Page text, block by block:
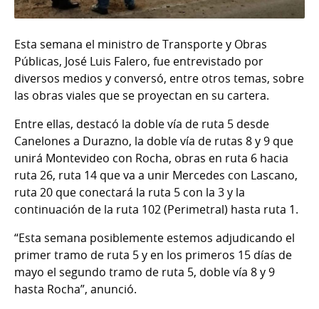
Esta semana el ministro de Transporte y Obras
Públicas, José Luis Falero, fue entrevistado por
diversos medios y conversó, entre otros temas, sobre
las obras viales que se proyectan en su cartera.
Entre ellas, destacó la doble vía de ruta 5 desde
Canelones a Durazno, la doble vía de rutas 8 y 9 que
unirá Montevideo con Rocha, obras en ruta 6 hacia
ruta 26, ruta 14 que va a unir Mercedes con Lascano,
ruta 20 que conectará la ruta 5 con la 3 y la
continuación de la ruta 102 (Perimetral) hasta ruta 1.
“Esta semana posiblemente estemos adjudicando el
primer tramo de ruta 5 y en los primeros 15 días de
mayo el segundo tramo de ruta 5, doble vía 8 y 9
hasta Rocha”, anunció.